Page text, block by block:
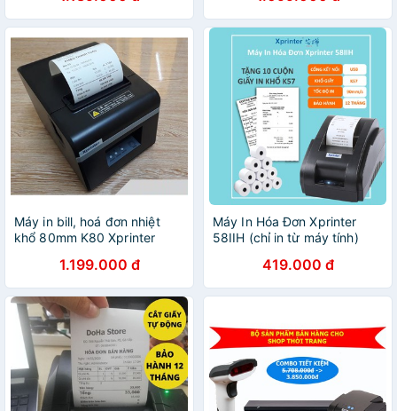
Máy in bill, hoá đơn nhiệt
khổ 80mm K80 Xprinter
1.199.000 đ
Máy In Hóa Đơn Xprinter
58IIH (chỉ in từ máy tính)
Giấy In K58419.000 đ